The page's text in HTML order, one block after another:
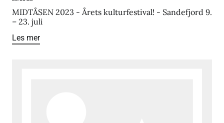
MIDTÅSEN 2023 - Årets kulturfestival! - Sandefjord 9.
– 23. juli
Les mer